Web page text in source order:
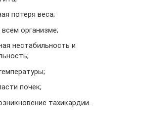
потеря веса;
организме;
нестабильность и
почек;
тахикардии.